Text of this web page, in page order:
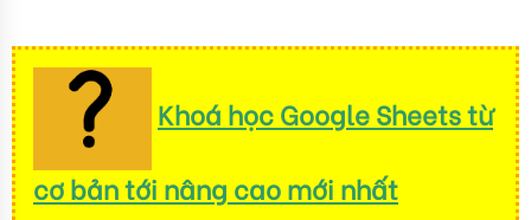
Khoá học Google Sheets từ
cơ bản tới nâng cao mới nhất